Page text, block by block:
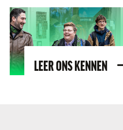
LEER ONS KENNEN